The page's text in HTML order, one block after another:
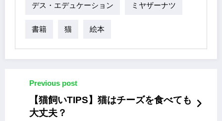
デス・エデュケーション ミヤザーナツ
書籍 猫 絵本
Previous post
【猫飼いTIPS】猫はチーズを食べても
大丈夫？